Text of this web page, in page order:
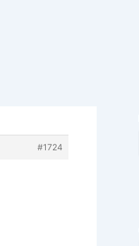
#1724